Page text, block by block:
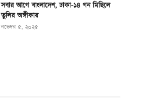
সবার আগে বাংলাদেশ, ঢাকা-১৪ গন মিছিলে
তুলির অঙ্গীকার
নভেম্বর ৫, ২০২৫